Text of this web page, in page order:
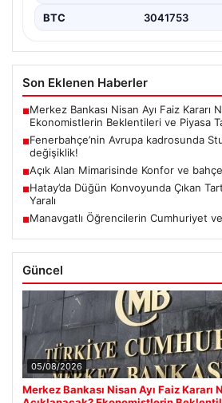
BTC 3041753
Son Eklenen Haberler
■Merkez Bankası Nisan Ayı Faiz Kararı
Ekonomistlerin Beklentileri ve Piyasa
■Fenerbahçe’nin Avrupa kadrosunda
değişiklik!
■Açık Alan Mimarisinde Konfor ve
■Hatay’da Düğün Konvoyunda Çıkan
Yaralı
■Manavgatlı Öğrencilerin Cumhuriyet
Güncel
05/08/2026
Merkez Bankası Nisan Ayı Faiz Kararı